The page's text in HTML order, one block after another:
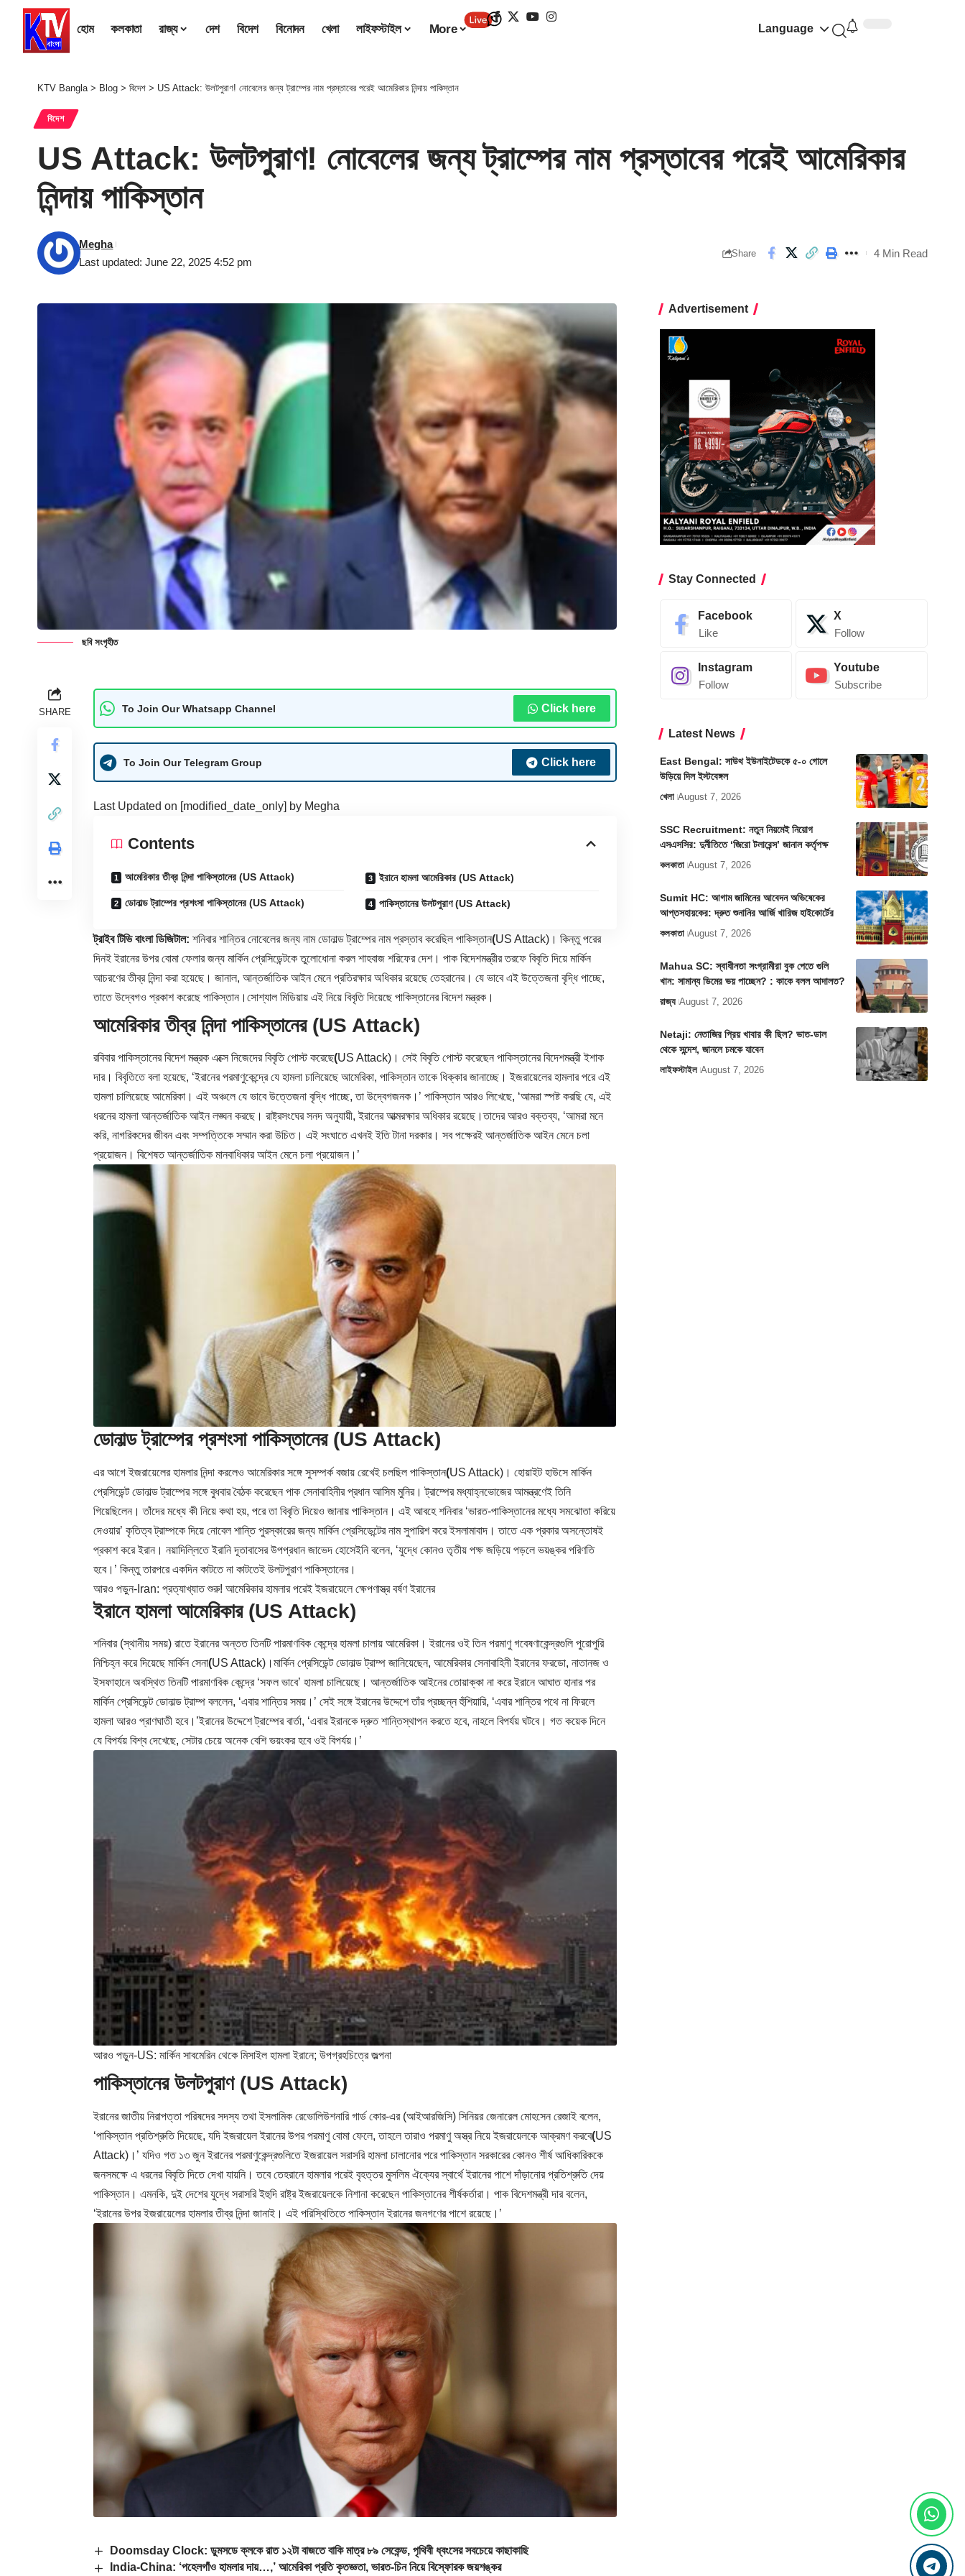
হোম কলকাতা রাজ্য দেশ বিদেশ বিনোদন খেলা লাইফস্টাইল More Language
KTV Bangla> Blog > বিদেশ > US Attack: উলটপুরাণ! নোবেলের জন্য ট্রাম্পের নাম প্রস্তাবের পরেই আমেরিকার নিন্দায় পাকিস্তান
বিদেশ
US Attack: উলটপুরাণ! নোবেলের জন্য ট্রাম্পের নাম প্রস্তাবের পরেই আমেরিকার
নিন্দায় পাকিস্তান
Last updated: June 22, 2025 4:52 pm
Megha
Share 4 Min Read
ছবি সংগৃহীত
SHARE To Join Our Whatsapp Channel Click here
To Join Our Telegram Group Click here
Last Updated on [modified_date_only] by Megha
Contents
আমেরিকার তীব্র নিন্দা পাকিস্তানের (US Attack)
ডোনাল্ড ট্রাম্পের প্রশংসা পাকিস্তানের (US Attack)
ইরানে হামলা আমেরিকার (US Attack)
পাকিস্তানের উলটপুরাণ (US Attack)
ট্রাইব টিভি বাংলা ডিজিটাল: শনিবার শান্তির নোবেলের জন্য নাম ডোনাল্ড ট্রাম্পের নাম প্রস্তাব করেছিল পাকিস্তান(US Attack)। কিন্তু পরের
দিনই ইরানের উপর বোমা ফেলার জন্য মার্কিন প্রেসিডেন্টকে তুলোধোনা করল শাহবাজ শরিফের দেশ। পাক বিদেশমন্ত্রীর তরফে বিবৃতি দিয়ে মার্কিন
আচরণের তীব্র নিন্দা করা হয়েছে। জানাল, আন্তর্জাতিক আইন মেনে প্রতিরক্ষার অধিকার রয়েছে তেহরানের। যে ভাবে এই উত্তেজনা বৃদ্ধি পাচ্ছে,
তাতে উদ্বেগও প্রকাশ করেছে পাকিস্তান।সোশ্যাল মিডিয়ায় এই নিয়ে বিবৃতি দিয়েছে পাকিস্তানের বিদেশ মন্ত্রক।
আমেরিকার তীব্র নিন্দা পাকিস্তানের (US Attack)
রবিবার পাকিস্তানের বিদেশ মন্ত্রক এক্সে নিজেদের বিবৃতি পোস্ট করেছে(US Attack)। সেই বিবৃতি পোস্ট করেছেন পাকিস্তানের বিদেশমন্ত্রী ইশাক
দার। বিবৃতিতে বলা হয়েছে, ‘ইরানের পরমাণুকেন্দ্রে যে হামলা চালিয়েছে আমেরিকা, পাকিস্তান তাকে ধিক্কার জানাচ্ছে। ইজরায়েলের হামলার পরে এই
হামলা চালিয়েছে আমেরিকা। এই অঞ্চলে যে ভাবে উত্তেজনা বৃদ্ধি পাচ্ছে, তা উদ্বেগজনক।’ পাকিস্তান আরও লিখেছে, ‘আমরা স্পষ্ট করছি যে, এই
ধরনের হামলা আন্তর্জাতিক আইন লঙ্ঘন করছে। রাষ্ট্রসংঘের সনদ অনুযায়ী, ইরানের আত্মরক্ষার অধিকার রয়েছে।তাদের আরও বক্তব্য, ‘আমরা মনে
করি, নাগরিকদের জীবন এবং সম্পত্তিকে সম্মান করা উচিত। এই সংঘাতে এখনই ইতি টানা দরকার। সব পক্ষেরই আন্তর্জাতিক আইন মেনে চলা
প্রয়োজন। বিশেষত আন্তর্জাতিক মানবাধিকার আইন মেনে চলা প্রয়োজন।’
ডোনাল্ড ট্রাম্পের প্রশংসা পাকিস্তানের (US Attack)
এর আগে ইজরায়েলের হামলার নিন্দা করলেও আমেরিকার সঙ্গে সুসম্পর্ক বজায় রেখেই চলছিল পাকিস্তান(US Attack)। হোয়াইট হাউসে মার্কিন
প্রেসিডেন্ট ডোনাল্ড ট্রাম্পের সঙ্গে বুধবার বৈঠক করেছেন পাক সেনাবাহিনীর প্রধান আসিম মুনির। ট্রাম্পের মধ্যাহ্নভোজের আমন্ত্রণেই তিনি
গিয়েছিলেন। তাঁদের মধ্যে কী নিয়ে কথা হয়, পরে তা বিবৃতি দিয়েও জানায় পাকিস্তান। এই আবহে শনিবার ‘ভারত-পাকিস্তানের মধ্যে সমঝোতা করিয়ে
দেওয়ার’ কৃতিত্ব ট্রাম্পকে দিয়ে নোবেল শান্তি পুরস্কারের জন্য মার্কিন প্রেসিডেন্টের নাম সুপারিশ করে ইসলামাবাদ। তাতে এক প্রকার অসন্তোষই
প্রকাশ করে ইরান। নয়াদিল্লিতে ইরানি দূতাবাসের উপপ্রধান জাভেদ হোসেইনি বলেন, ‘যুদ্ধে কোনও তৃতীয় পক্ষ জড়িয়ে পড়লে ভয়ঙ্কর পরিণতি
হবে।’ কিন্তু তারপরে একদিন কাটতে না কাটতেই উলটপুরাণ পাকিস্তানের।
আরও পড়ুন- Iran: প্রত্যাখ্যাত শুরু! আমেরিকার হামলার পরেই ইজরায়েলে ক্ষেপণাস্ত্র বর্ষণ ইরানের
ইরানে হামলা আমেরিকার (US Attack)
শনিবার (স্থানীয় সময়) রাতে ইরানের অন্তত তিনটি পারমাণবিক কেন্দ্রে হামলা চালায় আমেরিকা। ইরানের ওই তিন পরমাণু গবেষণাকেন্দ্রগুলি পুরোপুরি
নিশ্চিহ্ন করে দিয়েছে মার্কিন সেনা(US Attack)।মার্কিন প্রেসিডেন্ট ডোনাল্ড ট্রাম্প জানিয়েছেন, আমেরিকার সেনাবাহিনী ইরানের ফরডো, নাতানজ ও
ইসফাহানে অবস্থিত তিনটি পারমাণবিক কেন্দ্রে ‘সফল ভাবে’ হামলা চালিয়েছে। আন্তর্জাতিক আইনের তোয়াক্কা না করে ইরানে আঘাত হানার পর
মার্কিন প্রেসিডেন্ট ডোনাল্ড ট্রাম্প বললেন, ‘এবার শান্তির সময়।’ সেই সঙ্গে ইরানের উদ্দেশে তাঁর প্রচ্ছন্ন হুঁশিয়ারি, ‘এবার শান্তির পথে না ফিরলে
হামলা আরও প্রাণঘাতী হবে।’ইরানের উদ্দেশে ট্রাম্পের বার্তা, ‘এবার ইরানকে দ্রুত শান্তিস্থাপন করতে হবে, নাহলে বিপর্যয় ঘটবে। গত কয়েক দিনে
যে বিপর্যয় বিশ্ব দেখেছে, সেটার চেয়ে অনেক বেশি ভয়ংকর হবে ওই বিপর্যয়।’
আরও পড়ুন-US: মার্কিন সাবমেরিন থেকে মিসাইল হামলা ইরানে; উপগ্রহচিত্রে জল্পনা
পাকিস্তানের উলটপুরাণ (US Attack)
ইরানের জাতীয় নিরাপত্তা পরিষদের সদস্য তথা ইসলামিক রেভোলিউশনারি গার্ড কোর-এর (আইআরজিসি) সিনিয়র জেনারেল মোহসেন রেজাই বলেন,
‘পাকিস্তান প্রতিশ্রুতি দিয়েছে, যদি ইজরায়েল ইরানের উপর পরমাণু বোমা ফেলে, তাহলে তারাও পরমাণু অস্ত্র নিয়ে ইজরায়েলকে আক্রমণ করবে(US
Attack)।’ যদিও গত ১৩ জুন ইরানের পরমাণুকেন্দ্রগুলিতে ইজরায়েল সরাসরি হামলা চালানোর পরে পাকিস্তান সরকারের কোনও শীর্ষ আধিকারিককে
জনসমক্ষে এ ধরনের বিবৃতি দিতে দেখা যায়নি। তবে তেহরানে হামলার পরেই বৃহত্তর মুসলিম ঐক্যের স্বার্থে ইরানের পাশে দাঁড়ানোর প্রতিশ্রুতি দেয়
পাকিস্তান। এমনকি, দুই দেশের যুদ্ধে সরাসরি ইহুদি রাষ্ট্র ইজরায়েলকে নিশানা করেছেন পাকিস্তানের শীর্ষকর্তারা। পাক বিদেশমন্ত্রী দার বলেন,
‘ইরানের উপর ইজরায়েলের হামলার তীব্র নিন্দা জানাই। এই পরিস্থিতিতে পাকিস্তান ইরানের জনগণের পাশে রয়েছে।’
Doomsday Clock: ডুমসডে ক্লকে রাত ১২টা বাজতে বাকি মাত্র ৮৯ সেকেন্ড, পৃথিবী ধ্বংসের সবচেয়ে কাছাকাছি
India-China: ‘পহেলগাঁও হামলার দায়…,’ আমেরিকা প্রতি কৃতজ্ঞতা, ভারত-চিন নিয়ে বিস্ফোরক জয়শঙ্কর
Advertisement
Stay Connected
Facebook
Like
X
Follow
Instagram
Follow
Youtube
Subscribe
Latest News
East Bengal: সাউথ ইউনাইটেডকে ৫-০ গোলে
উড়িয়ে দিল ইস্টবেঙ্গল
খেলা August 7, 2026
SSC Recruitment: নতুন নিয়মেই নিয়োগ
এসএসসির: দুর্নীতিতে ‘জিরো টলারেন্স’ জানাল কর্তৃপক্ষ
কলকাতা August 7, 2026
Sumit HC: আগাম জামিনের আবেদন অভিষেকের
আপ্তসহায়কের: দ্রুত শুনানির আর্জি খারিজ হাইকোর্টের
কলকাতা August 7, 2026
Mahua SC: স্বাধীনতা সংগ্রামীরা বুক পেতে গুলি
খান: সামান্য ডিমের ভয় পাচ্ছেন? : কাকে বলল আদালত?
রাজ্য August 7, 2026
Netaji: নেতাজির প্রিয় খাবার কী ছিল? ভাত-ডাল
থেকে সন্দেশ, জানলে চমকে যাবেন
লাইফস্টাইল August 7, 2026